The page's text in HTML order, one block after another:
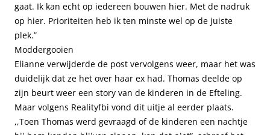
gaat. Ik kan echt op iedereen bouwen hier. Met de nadruk
op hier. Prioriteiten heb ik ten minste wel op de juiste
plek.”
Moddergooien
Elianne verwijderde de post vervolgens weer, maar het was
duidelijk dat ze het over haar ex had. Thomas deelde op
zijn beurt weer een story van de kinderen in de Efteling.
Maar volgens Realityfbi vond dit uitje al eerder plaats.
,,Toen Thomas werd gevraagd of de kinderen een nachtje